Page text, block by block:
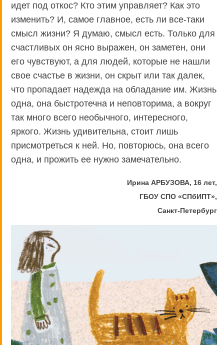
идет под откос? Кто этим управляет? Как это
изменить? И, самое главное, есть ли все-таки
смысл жизни? Я думаю, смысл есть. Только для
счастливых он ясно выражен, он заметен, они
его чувствуют, а для людей, которые не нашли
свое счастье в жизни, он скрыт или так далек,
что пропадает надежда на обладание им. Жизнь
одна, она быстротечна и неповторима, а вокруг
так много всего необычного, интересного,
яркого. Жизнь удивительна, стоит лишь
присмотреться к ней. Но, повторюсь, она всего
одна, и прожить ее нужно замечательно.
Ирина АРБУЗОВА, 16 лет,
ГБОУ СПО «СПбИПТ»,
Санкт-Петербург